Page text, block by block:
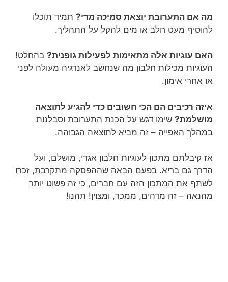
מה אם התערובת יוצאת סמיכה מדי? תמיד תוכלו
להוסיף מעט חלב או מים להקל על התהליך.
האם עוגיות אלה מתאימות לפעילות גופנית? בהחלט!
העוגיות מכילות חלבון מה שנחשב לאנרגיה מעולה לפני
או אחרי אימון.
איזה רכיבים הם הכי חשובים כדי להגיע לתוצאה
מושלמת? שימו דגש על הכנת התערובת וסבלנות
במהלך האפייה – זה מביא לתוצאה הגבוהה.
אז קיבלתם מתכון לעוגיות חלבון אגדי, מושלם, ועל
הדרך גם בריא. בפעם הבאה שההפסקה מתקרבת, זכרו
לשתף את המתכון הזה עם חברים, כי זה פשוט יותר
מהנאה – זה מדהים, ממכר, ומצוין! תהנו!